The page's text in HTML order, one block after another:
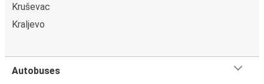
Kruševac
Kraljevo
Autobuses